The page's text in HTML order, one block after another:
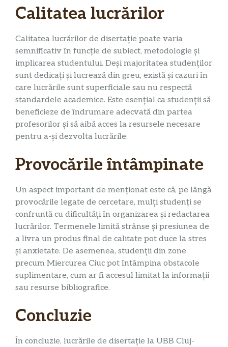
Calitatea lucrărilor
Calitatea lucrărilor de disertație poate varia
semnificativ în funcție de subiect, metodologie și
implicarea studentului. Deși majoritatea studenților
sunt dedicați și lucrează din greu, există și cazuri în
care lucrările sunt superficiale sau nu respectă
standardele academice. Este esențial ca studenții să
beneficieze de îndrumare adecvată din partea
profesorilor și să aibă acces la resursele necesare
pentru a-și dezvolta lucrările.
Provocările întâmpinate
Un aspect important de menționat este că, pe lângă
provocările legate de cercetare, mulți studenți se
confruntă cu dificultăți în organizarea și redactarea
lucrărilor. Termenele limită strânse și presiunea de
a livra un produs final de calitate pot duce la stres
și anxietate. De asemenea, studenții din zone
precum Miercurea Ciuc pot întâmpina obstacole
suplimentare, cum ar fi accesul limitat la informații
sau resurse bibliografice.
Concluzie
În concluzie, lucrările de disertație la UBB Cluj-